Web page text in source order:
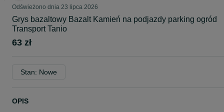
Odświeżono dnia 23 lipca 2026
Grys bazaltowy Bazalt Kamień na podjazdy parking ogród
Transport Tanio
63 zł
Stan: Nowe
OPIS